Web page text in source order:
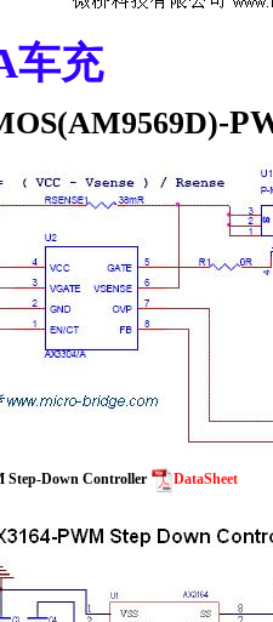
车充
-
Step-Down Controller DataSheet